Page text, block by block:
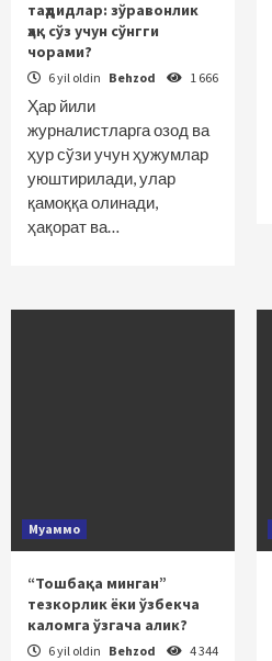
таҳдидлар: зўравонлик
ҳақ сўз учун сўнгги
чорами?
6 yil oldin Behzod 1 666
Ҳар йили
журналистларга озод ва
ҳур сўзи учун ҳужумлар
уюштирилади, улар
қамоққа олинади,
ҳақорат ва…
Муаммо
“Тошбақа минган”
тезкорлик ёки ўзбекча
каломга ўзгача алик?
6 yil oldin Behzod 4 344